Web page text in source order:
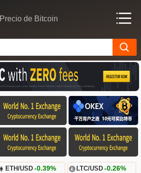
Precio de Bitcoin
ETH/USD -0.39% LTC/USD -0.26%